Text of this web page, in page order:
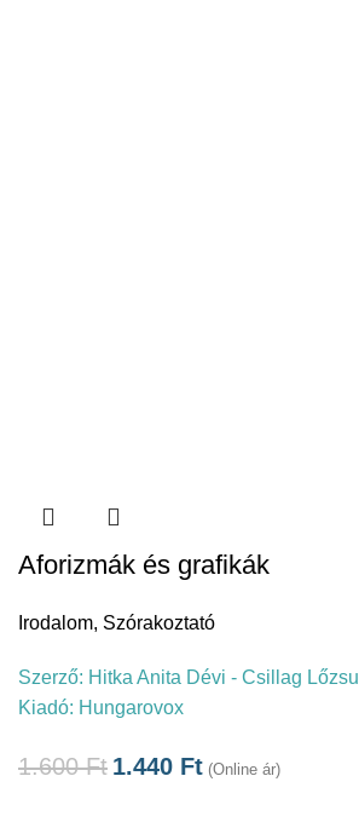
Aforizmák és grafikák
Irodalom, Szórakoztató
Szerző: Hitka Anita Dévi - Csillag Lőzsu
Kiadó: Hungarovox
1.600Ft 1.440 Ft (Online ár)